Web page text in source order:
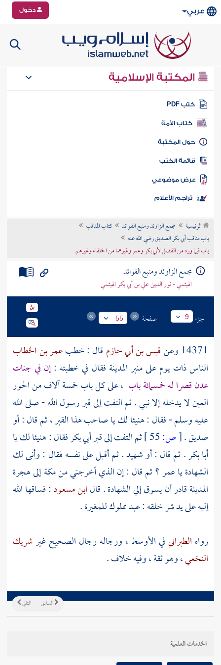
عربي دخول
المكتبة الإسلامية
كتب PDF
كتاب الأمة
المكتبة
الكتب
موضوعي
تراجم الأعلام
الرئيسية مجمع الزاوئد ومنبع الفوائد
كتاب المناقب
باب مناقب أبي بكر الصديق رضي الله عنه
باب فيما ورد من الفضل لأبي بكر وعمر وغيرهما من الخلفاء وغيرهم
مجمع الزاوئد ومنبع الفوائد
الهيثمي - نور الدين علي بن أبي بكر الهيثمي
جزء 9 صفحة 55
14371 وعن قيس بن أبي حازم قال : خطبعمر بن الخطاب
الناس ذات يوم على منبرالمدينة فقال في خطبته :إن في جنات
عدن قصرا له خمسمائة باب ، على كل باب خمسة آلاف من الحور
العين لا يدخله إلا نبي . ثم التفت إلى قبر رسول الله - صلى الله
عليه وسلم - فقال : هنيئا لك يا صاحب هذا القبر ، ثم قال : أو
صديق .[ص: ثم التفت إلى قبرأبي بكرفقال : هنيئا لك يا
أبا بكر. ثم قال : أو شهيد . ثم أقبل على نفسه فقال : وأنى لك
الشهادة ياعمر؟ ثم قال : إن الذي أخرجني منمكةإلى هجرة
المدينةقادر أن يسوق إلي الشهادة . قالابن مسعود: فساقها الله
إليه على يد شر خلقه : عبد مملوكللمغيرة.
رواه الطبرانيفي الأوسط ، ورجاله رجال الصحيح غيرشريك
النخعي، وهو ثقة ، وفيه خلاف .
التالي السابق
الخدمات العلمية